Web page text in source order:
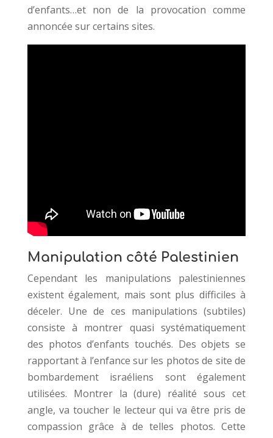
d’enfants…et non de la provocation comme
annoncée sur certains sites.
Manipulation côté Palestinien
Cependant les manipulations palestiniennes
existent également, mais sont plus difficiles à
déceler. Une de ces manipulations (subtiles)
consiste à montrer quasi systématiquement
des photos d’enfants touchés. Des objets se
rapportant à l’enfance sur les photos de site de
bombardement israéliens sont également
utilisées. Montrer la (dure) réalité sous cet
angle, va toucher le lecteur qui va être pris de
compassion grâce à de telles photos. Cette